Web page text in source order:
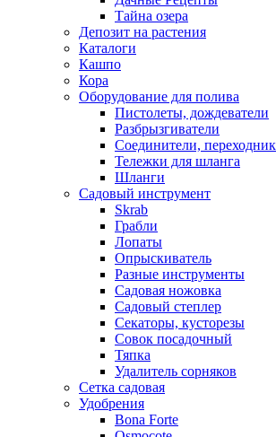
Тайна озера
Депозит на растения
Каталоги
Кашпо
Кора
Оборудование для полива
Пистолеты, дождеватели
Разбрызгиватели
Соединители,
Тележки для шланга
Шланги
Садовый инструмент
Skrab
Грабли
Лопаты
Опрыскиватель
Разные инструменты
Садовая ножовка
Садовый степлер
Секаторы, кусторезы
Совок посадочный
Тяпка
Удалитель сорняков
Сетка садовая
Удобрения
Bona Forte